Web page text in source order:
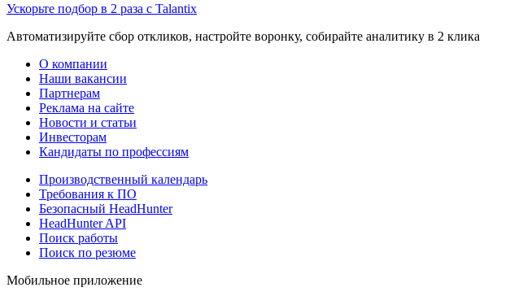
Ускорьте подбор в 2 раза с Talantix
Автоматизируйте сбор откликов, настройте воронку, собирайте аналитику в 2 клика
О компании
Наши вакансии
Партнерам
Реклама на сайте
Новости и статьи
Инвесторам
Кандидаты по профессиям
Производственный календарь
Требования к ПО
Безопасный HeadHunter
HeadHunter API
Поиск работы
Поиск по резюме
Мобильное приложение